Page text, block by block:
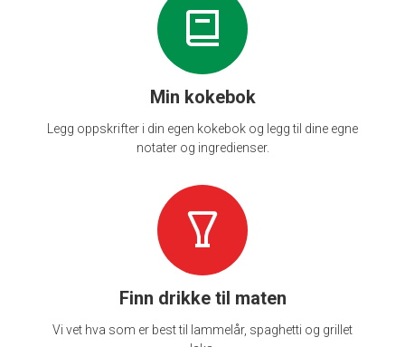
Min kokebok
Legg oppskrifter i din egen kokebok og legg til dine egne
notater og ingredienser.
Finn drikke til maten
Vi vet hva som er best til lammelår, spaghetti og grillet